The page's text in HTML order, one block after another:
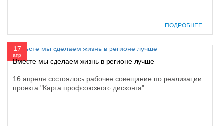
ПОДРОБНЕЕ
17
апр
Вместе мы сделаем жизнь в регионе лучше
16 апреля состоялось рабочее совещание по реализации
проекта "Карта профсоюзного дисконта"